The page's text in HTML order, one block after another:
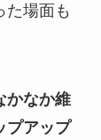
た場面も
かなか維
プアップ